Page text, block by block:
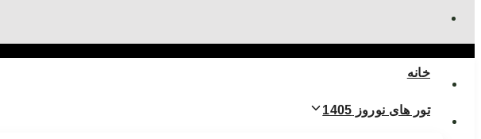
خانه
تور های نوروز 1405